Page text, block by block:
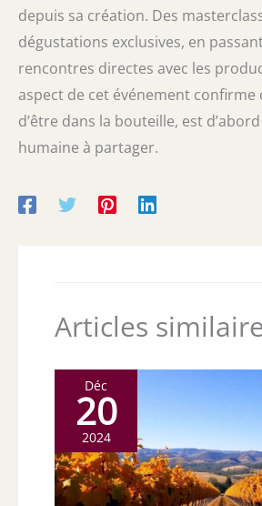
depuis sa création. Des
dégustations exclusives, en
rencontres directes avec les
aspect de cet événement confirme
d’être dans la bouteille, est
humaine à partager.
Articles
Déc
20
2024